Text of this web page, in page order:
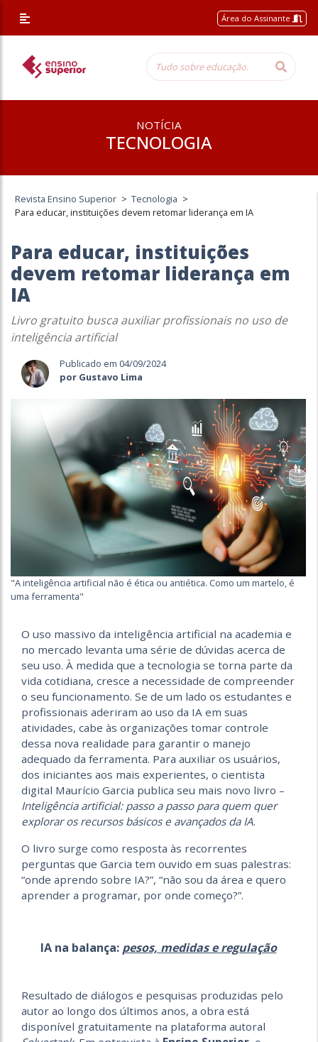
Área do Assinante
NOTÍCIA
TECNOLOGIA
Revista Ensino Superior > Tecnologia >
Para educar, instituições devem retomar liderança em IA
Para educar, instituições
devem retomar liderança em
IA
Livro gratuito busca auxiliar profissionais no uso de
inteligência artificial
Publicado em 04/09/2024
por Gustavo Lima
"A inteligência artificial não é ética ou antiética. Como um martelo, é
uma ferramenta"
O uso massivo da inteligência artificial na academia e
no mercado levanta uma série de dúvidas acerca de
seu uso. À medida que a tecnologia se torna parte da
vida cotidiana, cresce a necessidade de compreender
o seu funcionamento. Se de um lado os estudantes e
profissionais aderiram ao uso da IA em suas
atividades, cabe às organizações tomar controle
dessa nova realidade para garantir o manejo
adequado da ferramenta. Para auxiliar os usuários,
dos iniciantes aos mais experientes, o cientista
digital Maurício Garcia publica seu mais novo livro –
Inteligência artificial: passo a passo para quem quer
explorar os recursos básicos e avançados da IA.
O livro surge como resposta às recorrentes
perguntas que Garcia tem ouvido em suas palestras:
“onde aprendo sobre IA?”, “não sou da área e quero
aprender a programar, por onde começo?”.
IA na balança: pesos, medidas e regulação
Resultado de diálogos e pesquisas produzidas pelo
autor ao longo dos últimos anos, a obra está
disponível gratuitamente na plataforma autoral